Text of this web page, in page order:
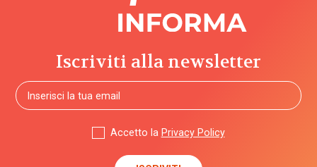
Iscriviti alla newsletter
Accetto la Privacy Policy